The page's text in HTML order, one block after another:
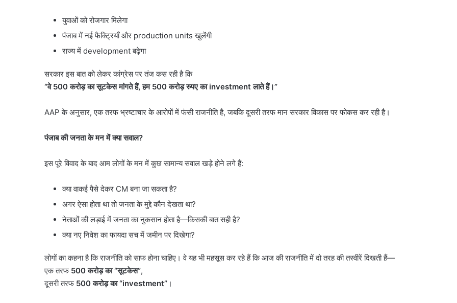
युवाओं को रोजगार मिलेगा
पंजाब में नई फैक्ट्रियाँ और production units खुलेंगी
राज्य में development बढ़ेगा
सरकार इस बात को लेकर कांग्रेस पर तंज कस रही है कि
“वे500करोड़ का सूटकेस मांगते हैं,हम 500करोड़ रुपए काinvestmentलाते हैं।”
AAP के अनुसार, एक तरफ भ्रष्टाचार के आरोपों में फंसी राजनीति है, जबकि दूसरी तरफ मान सरकार विकास पर फोकस कर रही है।
पंजाब की जनता के मन में क्या सवाल?
इस पूरे विवाद के बाद आम लोगों के मन में कुछ सामान्य सवाल खड़े होने लगे हैं:
क्या वाकई पैसे देकर CM बना जा सकता है?
अगर ऐसा होता था तो जनता के मुद्दे कौन देखता था?
नेताओं की लड़ाई में जनता का नुकसान होता है—किसकी बात सही है?
क्या नए निवेश का फायदा सच में जमीन पर दिखेगा?
लोगों का कहना है कि राजनीति को साफ होना चाहिए। वे यह भी महसूस कर रहे हैं कि आज की राजनीति में दो तरह की तस्वीरें दिखती हैं—
एक तरफ 500करोड़ का“सूटकेस”,
दूसरी तरफ 500करोड़ का“investment” ।
ऑपरेशन;
पेट्रोल
हमले
थी
तैयारी